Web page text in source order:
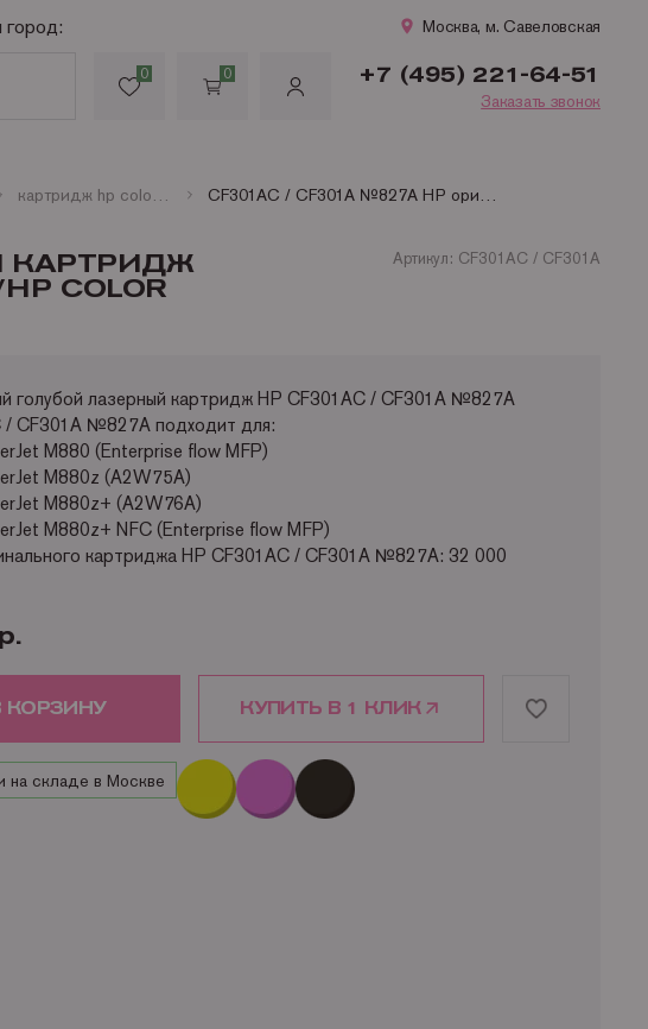
Москва, м. Савеловская
0 0 +7 (495) 221-64-51
Заказать звонок
картридж hp color laserjet CF301AC / CF301A №827A HP оригинальный голубой картридж для HP Color LaserJet M880 (Enterprise flow MFP)/HP Color LaserJet M880z (A2W75A) (32 000 стр.)
КАРТРИДЖ
COLOR
Артикул: CF301AC / CF301A
голубой лазерный картридж HP CF301AC / CF301A №827A
/ CF301A №827A подходит для:
M880 (Enterprise flow MFP)
M880z (A2W75A)
M880z+ (A2W76A)
M880z+ NFC (Enterprise flow MFP)
картриджа HP CF301AC / CF301A №827A: 32 000
КОРЗИНУ КУПИТЬ В 1 КЛИК
на складе в Москве